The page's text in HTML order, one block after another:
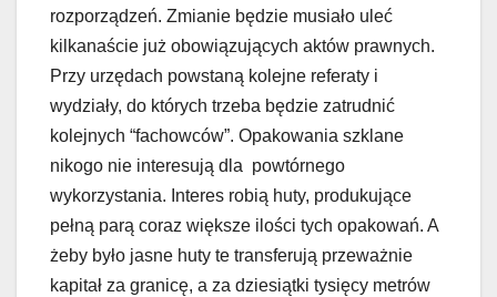
rozporządzeń. Zmianie będzie musiało uleć
kilkanaście już obowiązujących aktów prawnych.
Przy urzędach powstaną kolejne referaty i
wydziały, do których trzeba będzie zatrudnić
kolejnych “fachowców”. Opakowania szklane
nikogo nie interesują dla powtórnego
wykorzystania. Interes robią huty, produkujące
pełną parą coraz większe ilości tych opakowań. A
żeby było jasne huty te transferują przeważnie
kapitał za granicę, a za dziesiątki tysięcy metrów